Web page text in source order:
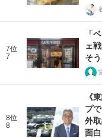
7位
7
「
ェ
そ
8位
8
《
プ
外
面